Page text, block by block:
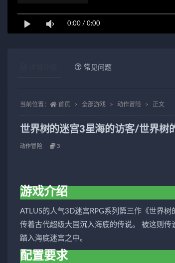
0:00 / 0:00
常见问题
当前位置： 首页 全部游戏 动作冒险 正文
世界树的迷宫3星海的访客/世界
动作冒险 3
游戏介绍
ATLUS的人气3D迷宫RPG系列第三作《世界
传着古代超级大国沉入海底的传说。 被这则传
踏入海底迷宫之中。
配置要求